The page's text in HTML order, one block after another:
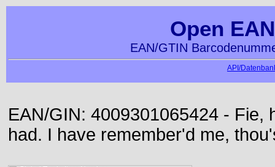
Open
EAN/GTIN
API/
EAN/GIN: 4009301065424 - Fie,
had. I have remember'd me,